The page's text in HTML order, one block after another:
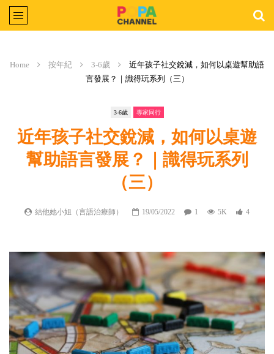
Home 按年紀 3-6歲
近年孩子社交銳減，如何以桌遊幫助語
言發展？｜識得玩系列（三）
3-6歲 專家同行
近年孩子社交銳減，如何以桌遊
幫助語言發展？｜識得玩系列
（三）
結他她小姐（言語治療師） 19/05/2022 1 5K 4